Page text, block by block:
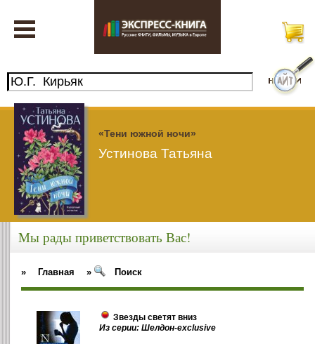
«Тени южной ночи»
Устинова Татьяна
Мы рады приветствовать Вас!
» Главная » Поиск
Звезды светят вниз
Из серии: Шелдон-exclusive